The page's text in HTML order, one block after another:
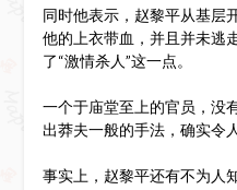
同时他表示，赵黎平从基层
他的上衣带血，并且并未逃
了“激情杀人”这一点。
一个于庙堂至上的官员，没
出莽夫一般的手法，确实令
事实上，赵黎平还有不为人